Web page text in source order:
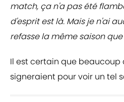
match, ça n'a pas été
d'esprit est là. Mais je n'ai
refasse la même saison
Il est certain que beaucoup
signeraient pour voir un tel